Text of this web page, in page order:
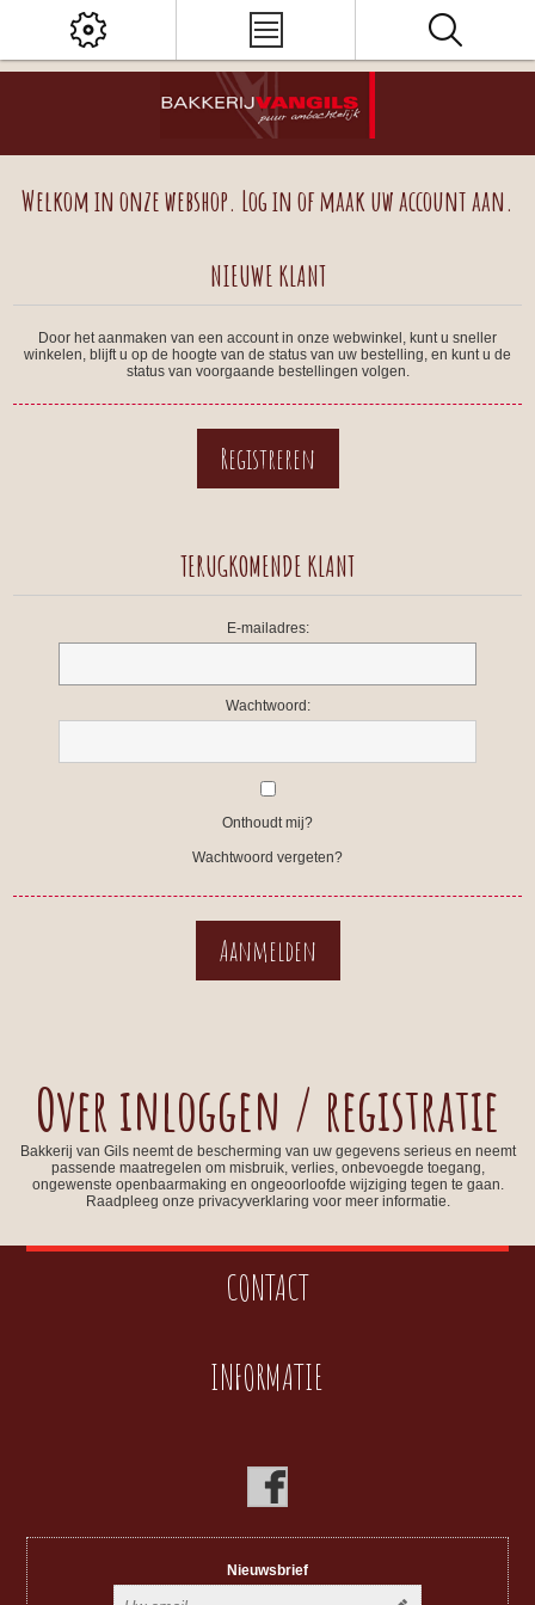
Welkom in onze webshop. Log in of maak uw account aan.
NIEUWE KLANT
Door het aanmaken van een account in onze webwinkel, kunt u sneller
winkelen, blijft u op de hoogte van de status van uw bestelling, en kunt u de
status van voorgaande bestellingen volgen.
TERUGKOMENDE KLANT
E-mailadres:
Wachtwoord:
Onthoudt mij?
Wachtwoord vergeten?
Over inloggen / registratie
Bakkerij van Gils neemt de bescherming van uw gegevens serieus en neemt
passende maatregelen om misbruik, verlies, onbevoegde toegang,
ongewenste openbaarmaking en ongeoorloofde wijziging tegen te gaan.
Raadpleeg onze privacyverklaring voor meer informatie.
CONTACT
INFORMATIE
Nieuwsbrief